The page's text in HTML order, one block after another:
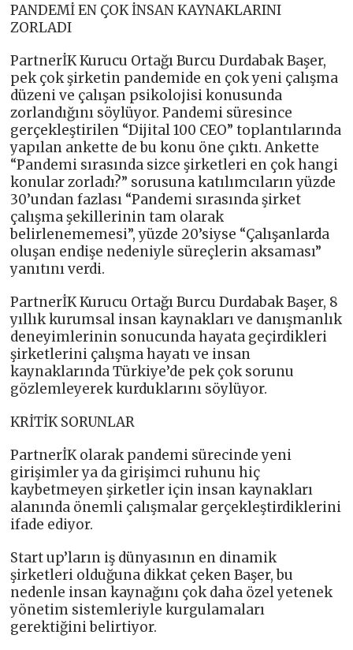
PANDEMİ EN ÇOK İNSAN KAYNAKLARINI
ZORLADI
PartnerİK Kurucu Ortağı Burcu Durdabak Başer,
pek çok şirketin pandemide en çok yeni çalışma
düzeni ve çalışan psikolojisi konusunda
zorlandığını söylüyor. Pandemi süresince
gerçekleştirilen “Dijital 100 CEO” toplantılarında
yapılan ankette de bu konu öne çıktı. Ankette
“Pandemi sırasında sizce şirketleri en çok hangi
konular zorladı?” sorusuna katılımcıların yüzde
30’undan fazlası “Pandemi sırasında şirket
çalışma şekillerinin tam olarak
belirlenememesi”, yüzde 20’siyse “Çalışanlarda
oluşan endişe nedeniyle süreçlerin aksaması”
yanıtını verdi.
PartnerİK Kurucu Ortağı Burcu Durdabak Başer, 8
yıllık kurumsal insan kaynakları ve danışmanlık
deneyimlerinin sonucunda hayata geçirdikleri
şirketlerini çalışma hayatı ve insan
kaynaklarında Türkiye’de pek çok sorunu
gözlemleyerek kurduklarını söylüyor.
KRİTİK SORUNLAR
PartnerİK olarak pandemi sürecinde yeni
girişimler ya da girişimci ruhunu hiç
kaybetmeyen şirketler için insan kaynakları
alanında önemli çalışmalar gerçekleştirdiklerini
ifade ediyor.
Start up’ların iş dünyasının en dinamik
şirketleri olduğuna dikkat çeken Başer, bu
nedenle insan kaynağını çok daha özel yetenek
yönetim sistemleriyle kurgulamaları
gerektiğini belirtiyor.